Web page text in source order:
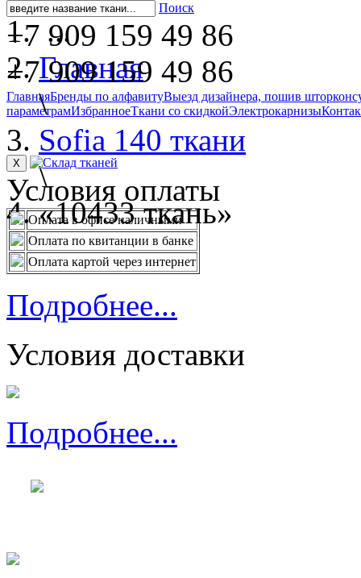
...
Главная
\
Sofia 140 ткани
\
«10433 ткань»
Поиск
+7 909 159 49 86
+7 909 159 49 86
ГлавнаяБренды по алфавитуВыезд дизайнера, пошив штор
параметрамИзбранноеТкани со скидкойЭлектрокарнизы
X
Условия оплаты
Оплата в офисе наличными
Оплата по квитанции в банке
Оплата картой через интернет
Подробнее...
Условия доставки
Подробнее...